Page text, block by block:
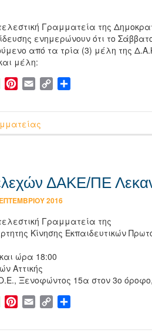
Γραμματεία της
ενημερώνουν ότι το
από τα τρία (3) μέλη της
μέλη:
WhatsApp
Pinterest
Email Copy
ΔΑΚΕ/ΠΕ
2016
Γραμματεία της
Κίνησης Εκπαιδευτικών
ώρα 18:00
Αττικής
Ξενοφώντος 15α στον 3ο όροφο,
WhatsApp
Pinterest
Email Copy